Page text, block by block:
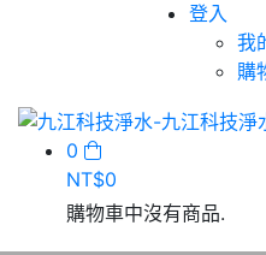
登入
我
購
0
NT$0
購物車中沒有商品.